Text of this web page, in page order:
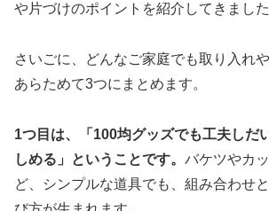
や片づけのポイントを紹介してきました
さいごに、どんなご家庭でも取り入れ
あらためて3つにまとめます。
1つ目は、「100均グッズでも工夫しだ
しめる」ということです。 バケツやカ
ど、シンプルな道具でも、組み合わせ